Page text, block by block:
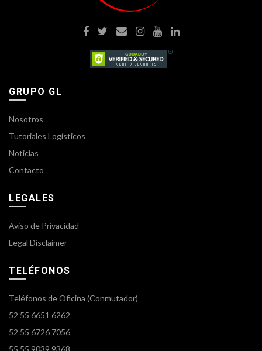
GRUPO GL
Nosotros
Tutoriales Logísticos
Noticias
Contacto
LEGALES
Aviso de Privacidad
Legal Disclaimer
TELÉFONOS
Teléfonos de Oficina (Conmutador)
52 55 6651 6262
52 55 6726 7056